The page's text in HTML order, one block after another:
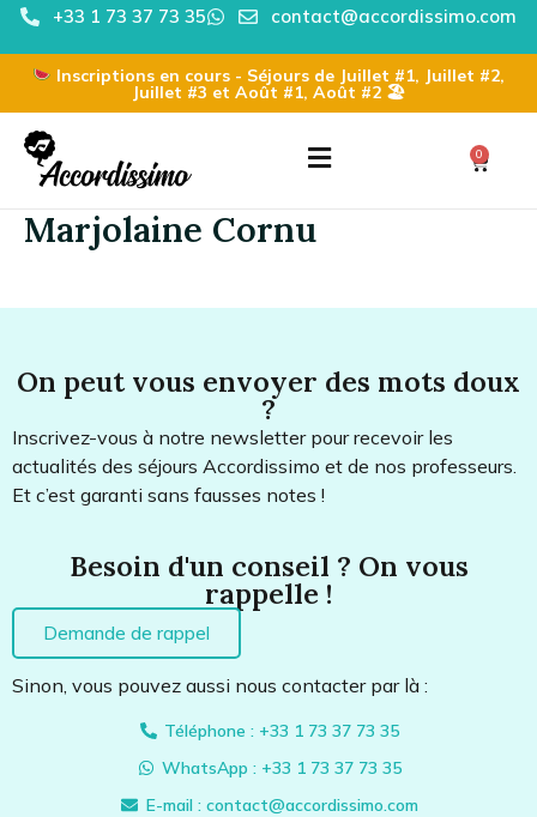
+33 1 73 37 73 35 contact@accordissimo.com
Inscriptions en cours - Séjours de Juillet #1, Juillet #2,
Juillet #3 et Août #1, Août #2 🏖
0
Marjolaine Cornu
On peut vous envoyer des mots doux
?
Inscrivez-vous à notre newsletter pour recevoir les
actualités des séjours Accordissimo et de nos professeurs.
Et c’est garanti sans fausses notes !
Besoin d'un conseil ? On vous
rappelle !
Demande de rappel
Sinon, vous pouvez aussi nous contacter par là :
Téléphone : +33 1 73 37 73 35
WhatsApp : +33 1 73 37 73 35
E-mail : contact@accordissimo.com